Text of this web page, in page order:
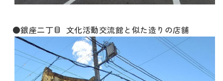
●銀座二丁目 文化活動交流館と似た造りの店舗